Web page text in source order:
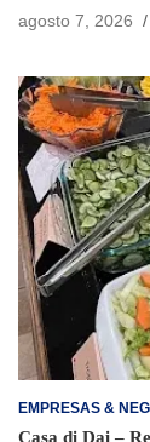
agosto 7, 2026
EMPRESAS &
Casa di Dai –